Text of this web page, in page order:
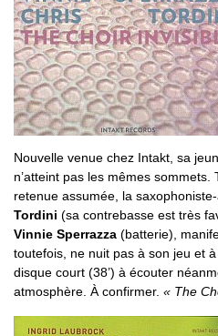
Nouvelle venue chez Intakt, sa
n’atteint pas les mêmes
retenue assumée, la
Tordini (sa contrebasse est très
Vinnie Sperrazza (batterie),
toutefois, ne nuit pas à son jeu et
disque court (38’) à écouter
atmosphère. À confirmer. « The